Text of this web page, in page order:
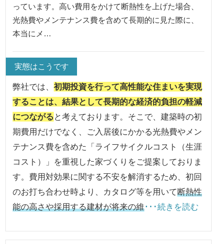
っています。高い費用をかけて断熱性を上げた場合、
光熱費やメンテナンス費を含めて長期的に見た際に、
本当にメ…
実態はこうです
弊社では、初期投資を行って高性能な住まいを実現
することは、結果として長期的な経済的負担の軽減
につながる と考えております。そこで、建築時の初
期費用だけでなく、ご入居後にかかる光熱費やメン
テナンス費を含めた「ライフサイクルコスト（生涯
コスト）」を重視した家づくりをご提案しておりま
す。費用対効果に関する不安を解消するため、初回
のお打ち合わせ時より、カタログ等を用いて断熱性
能の高さや採用する建材が将来の維･･･続きを読む